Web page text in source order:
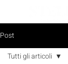
Post
Tutti gli articoli